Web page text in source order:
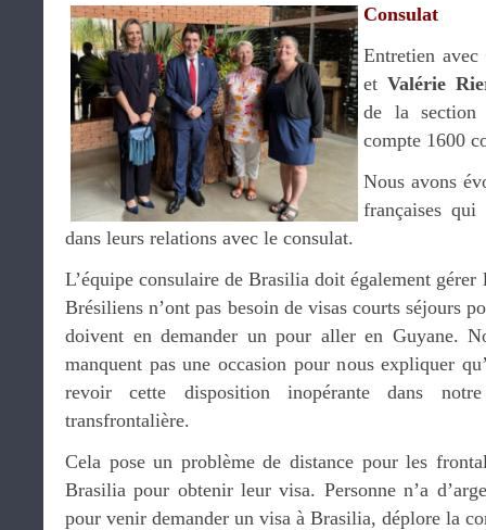
Consulat
Entretien avec
et Valérie
de la section
compte 1600
Nous avons
françaises
dans leurs relations avec le consulat.
L’équipe consulaire de Brasilia doit également
Brésiliens n’ont pas besoin de visas courts séjours
doivent en demander un pour aller en Guyane.
manquent pas une occasion pour nous expliquer
revoir cette disposition inopérante dans
transfrontalière.
Cela pose un problème de distance pour les
Brasilia pour obtenir leur visa. Personne n’a
pour venir demander un visa à Brasilia, déplore la